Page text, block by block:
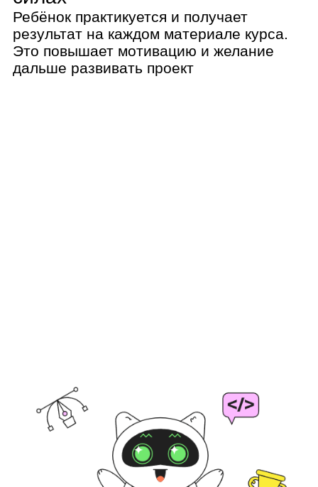
время
Длительность8 мес
Ребята успеют достичь
результатов и собрать
портфолио из проектов